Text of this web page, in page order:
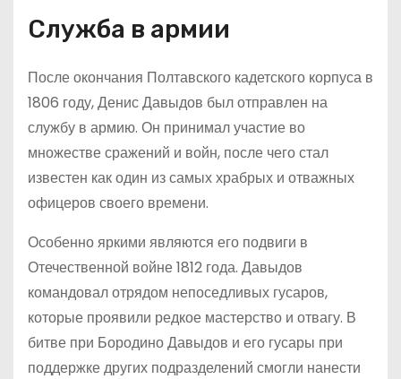
Служба в армии
После окончания Полтавского кадетского корпуса в
1806 году, Денис Давыдов был отправлен на
службу в армию. Он принимал участие во
множестве сражений и войн, после чего стал
известен как один из самых храбрых и отважных
офицеров своего времени.
Особенно яркими являются его подвиги в
Отечественной войне 1812 года. Давыдов
командовал отрядом непоседливых гусаров,
которые проявили редкое мастерство и отвагу. В
битве при Бородино Давыдов и его гусары при
поддержке других подразделений смогли нанести